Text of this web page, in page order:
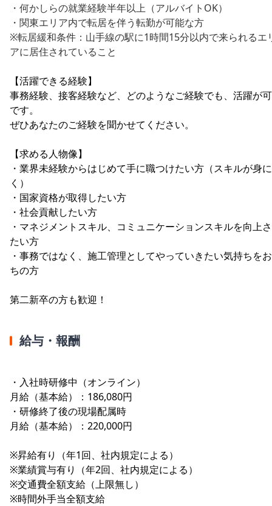
・何かしらの就業経験半年以上（アルバイトOK）
・関東エリア内で転居を伴う転勤が可能な方
※転居緩和条件：山手線の駅に1時間15分以内で来られるエ
アに居住されていること
【活躍できる経験】
事務経験、接客経験など、どのようなご経験でも、活躍が
です。
ぜひあなたのご経験を聞かせてください。
【求める人物像】
・業界未経験からはじめて手に職つけたい方（スキルが身
く）
・国家資格が取得したい方
・社会貢献したい方
・マネジメントスキル、コミュニケーションスキルを向上
たい方
・事務ではなく、施工管理としてやっていきたい気持ちを
ちの方
第二新卒の方も歓迎！
給与・報酬
・入社時研修中（オンライン）
月給（基本給）：186,080円
・研修終了後の現場配属時
月給（基本給）：220,000円
※昇給有り（年1回、社内規定による）
※業績賞与有り（年2回、社内規定による）
※交通費全額支給（上限無し）
※時間外手当全額支給